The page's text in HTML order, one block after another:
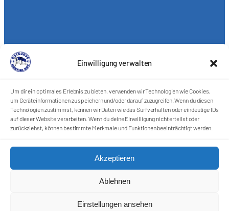
Einwilligung verwalten
Um dir ein optimales Erlebnis zu bieten, verwenden wir Technologien wie Cookies,
um Geräteinformationen zu speichern und/oder darauf zuzugreifen. Wenn du diesen
Technologien zustimmst, können wir Daten wie das Surfverhalten oder eindeutige IDs
auf dieser Website verarbeiten. Wenn du deine Einwilligung nicht erteilst oder
zurückziehst, können bestimmte Merkmale und Funktionen beeinträchtigt werden.
Akzeptieren
Ablehnen
Einstellungen ansehen
Kontakt